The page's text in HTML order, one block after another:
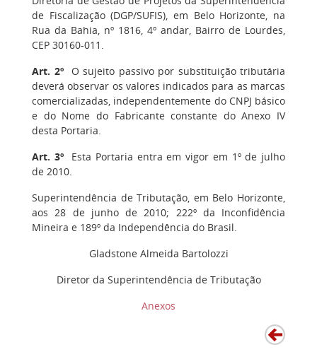
de Fiscalização (DGP/SUFIS), em Belo Horizonte, na
Rua da Bahia, nº 1816, 4º andar, Bairro de Lourdes,
CEP 30160-011.
Art. 2ºO sujeito passivo por substituição tributária
deverá observar os valores indicados para as marcas
comercializadas, independentemente do CNPJ básico
e do Nome do Fabricante constante do Anexo IV
desta Portaria.
Art. 3ºEsta Portaria entra em vigor em 1º de julho
de 2010.
Superintendência de Tributação, em Belo Horizonte,
aos 28 de junho de 2010; 222º da Inconfidência
Mineira e 189º da Independência do Brasil.
Gladstone Almeida Bartolozzi
Diretor da Superintendência de Tributação
Anexos